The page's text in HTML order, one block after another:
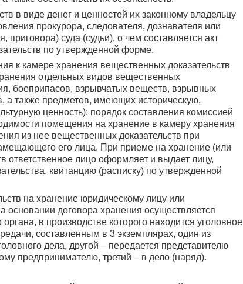
в виде денег и ценностей их законному владельцу
прокурора, следователя, дознавателя или
суда (судьи), о чем составляется акт
по утвержденной форме.
к камере хранения вещественных доказательств
отдельных видов вещественных
боеприпасов, взрывчатых веществ, взрывных
а также предметов, имеющих историческую,
ценность); порядок составления комиссией
помещения на хранение в камеру хранения
из нее вещественных доказательств при
его лица. При приеме на хранение (или
ответственное лицо оформляет и выдает лицу,
квитанцию (расписку) по утвержденной
на хранение юридическому лицу или
договора хранения осуществляется
в производстве которого находится уголовное
составленным в 3 экземплярах, один из
дела, другой – передается представителю
предпринимателю, третий – в дело (наряд).